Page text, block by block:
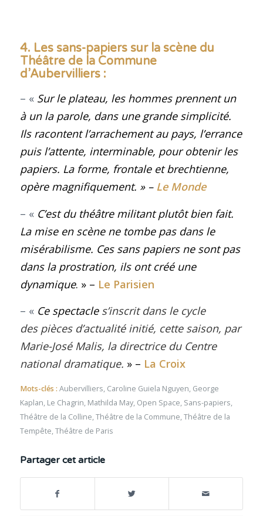
4. Les sans-papiers sur la scène du
Théâtre de la Commune
d’Aubervilliers :
– « Sur le plateau, les hommes prennent un
à un la parole, dans une grande simplicité.
Ils racontent l’arrachement au pays, l’errance
puis l’attente, interminable, pour obtenir les
papiers. La forme, frontale et brechtienne,
opère magnifiquement. » – Le Monde
– « C’est du théâtre militant plutôt bien fait.
La mise en scène ne tombe pas dans le
misérabilisme. Ces sans papiers ne sont pas
dans la prostration, ils ont créé une
dynamique. » – Le Parisien
– « Ce spectacle s’inscrit dans le cycle
des pièces d’actualitéinitié, cette saison, par
Marie-José Malis, la directrice du Centre
national dramatique. » – La Croix
Mots-clés : Aubervilliers, Caroline Guiela Nguyen, George
Kaplan, Le Chagrin, Mathilda May, Open Space, Sans-papiers,
Théâtre de la Colline,Théâtre de la Commune,Théâtre de la
Tempête,Théâtre de Paris
Partager cet article